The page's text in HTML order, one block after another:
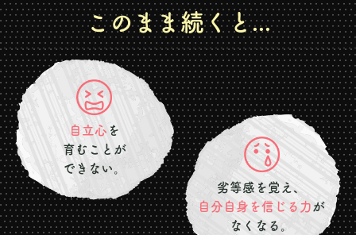
このまま続くと...
自立心 を
育むことが
できない。
劣等感を覚え、
自分自身を信じる力が
なくなる。